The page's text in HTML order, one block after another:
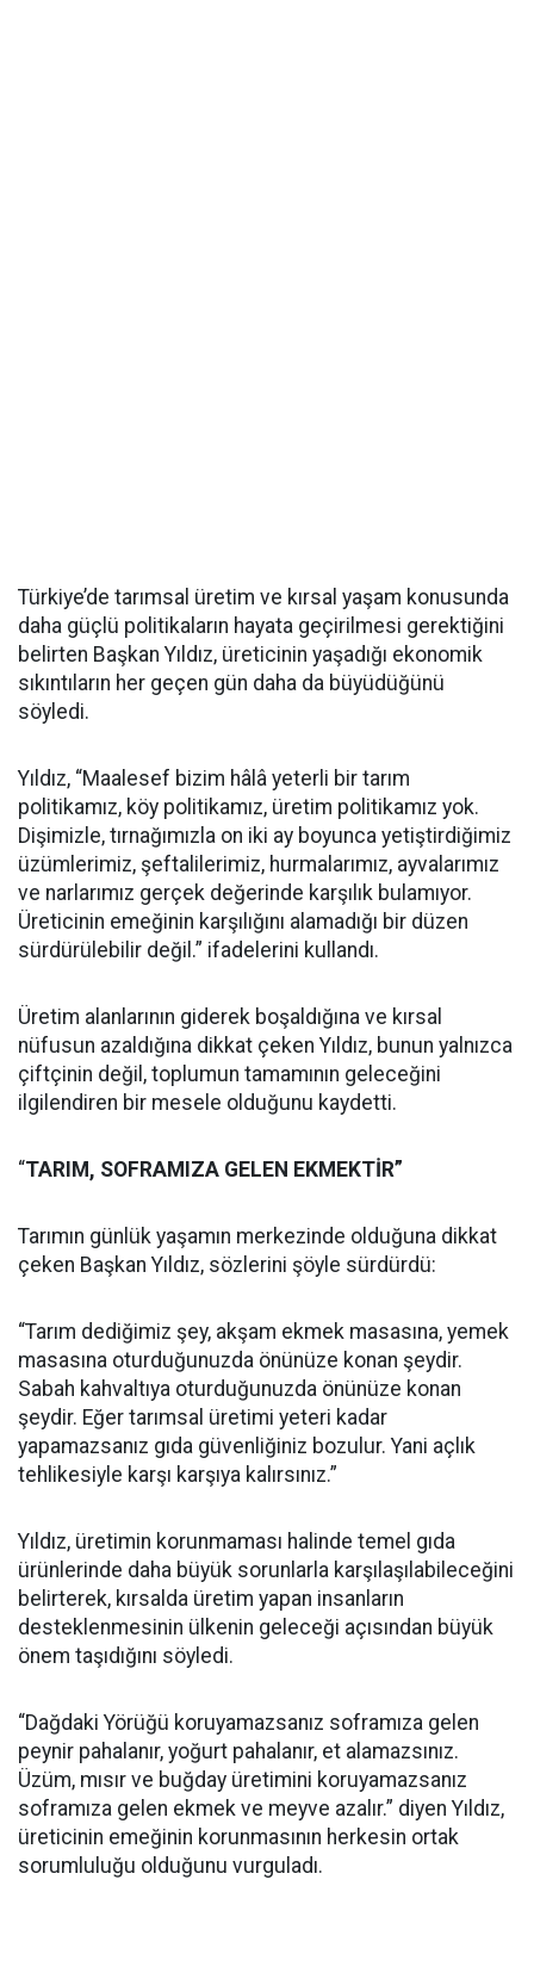
Türkiye’de tarımsal üretim ve kırsal yaşam konusunda
daha güçlü politikaların hayata geçirilmesi gerektiğini
belirten Başkan Yıldız, üreticinin yaşadığı ekonomik
sıkıntıların her geçen gün daha da büyüdüğünü
söyledi.
Yıldız, “Maalesef bizim hâlâ yeterli bir tarım
politikamız, köy politikamız, üretim politikamız yok.
Dişimizle, tırnağımızla on iki ay boyunca yetiştirdiğimiz
üzümlerimiz, şeftalilerimiz, hurmalarımız, ayvalarımız
ve narlarımız gerçek değerinde karşılık bulamıyor.
Üreticinin emeğinin karşılığını alamadığı bir düzen
sürdürülebilir değil.” ifadelerini kullandı.
Üretim alanlarının giderek boşaldığına ve kırsal
nüfusun azaldığına dikkat çeken Yıldız, bunun yalnızca
çiftçinin değil, toplumun tamamının geleceğini
ilgilendiren bir mesele olduğunu kaydetti.
“TARIM, SOFRAMIZA GELEN EKMEKTİR”
Tarımın günlük yaşamın merkezinde olduğuna dikkat
çeken Başkan Yıldız, sözlerini şöyle sürdürdü:
“Tarım dediğimiz şey, akşam ekmek masasına, yemek
masasına oturduğunuzda önünüze konan şeydir.
Sabah kahvaltıya oturduğunuzda önünüze konan
şeydir. Eğer tarımsal üretimi yeteri kadar
yapamazsanız gıda güvenliğiniz bozulur. Yani açlık
tehlikesiyle karşı karşıya kalırsınız.”
Yıldız, üretimin korunmaması halinde temel gıda
ürünlerinde daha büyük sorunlarla karşılaşılabileceğini
belirterek, kırsalda üretim yapan insanların
desteklenmesinin ülkenin geleceği açısından büyük
önem taşıdığını söyledi.
“Dağdaki Yörüğü koruyamazsanız soframıza gelen
peynir pahalanır, yoğurt pahalanır, et alamazsınız.
Üzüm, mısır ve buğday üretimini koruyamazsanız
soframıza gelen ekmek ve meyve azalır.” diyen Yıldız,
üreticinin emeğinin korunmasının herkesin ortak
sorumluluğu olduğunu vurguladı.